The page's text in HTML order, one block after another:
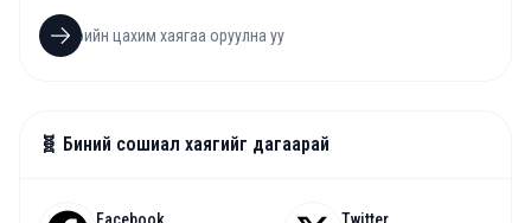
🧬 Биний сошиал хаягийг дагаарай